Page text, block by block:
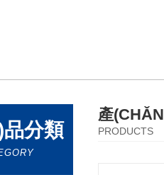
分類
產
PRODUCTS